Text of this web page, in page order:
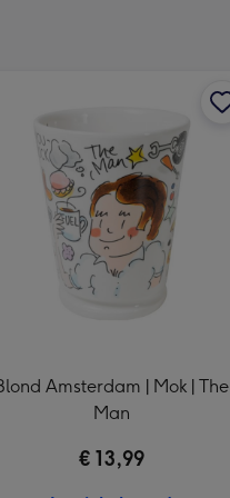
Amsterdam | Mok | The
Man
€ 13,99